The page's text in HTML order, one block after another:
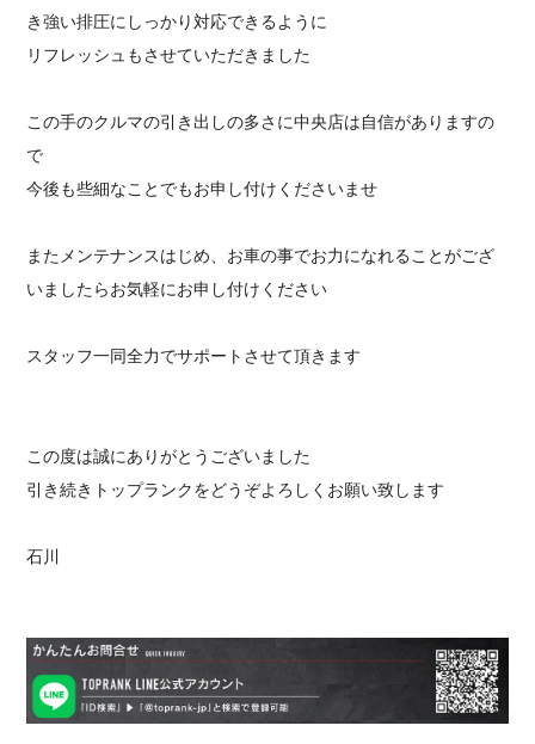
き強い排圧にしっかり対応できるように
リフレッシュもさせていただきました
この手のクルマの引き出しの多さに中央店は自信がありますの
で
今後も些細なことでもお申し付けくださいませ
またメンテナンスはじめ、お車の事でお力になれることがござ
いましたらお気軽にお申し付けください
スタッフ一同全力でサポートさせて頂きます
この度は誠にありがとうございました
引き続きトップランクをどうぞよろしくお願い致します
石川